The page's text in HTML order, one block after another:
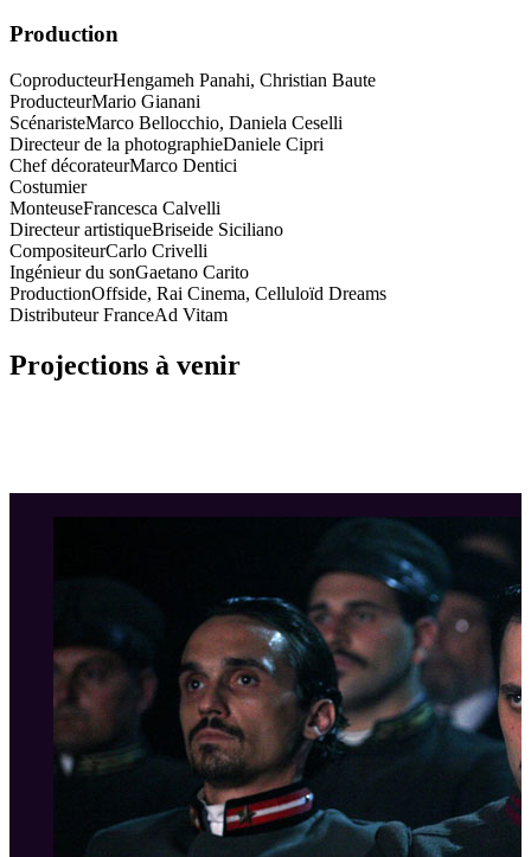
Production
CoproducteurHengameh Panahi, Christian Baute
ProducteurMario Gianani
ScénaristeMarco Bellocchio, Daniela Ceselli
Directeur de la photographieDaniele Cipri
Chef décorateurMarco Dentici
Costumier
MonteuseFrancesca Calvelli
Directeur artistiqueBriseide Siciliano
CompositeurCarlo Crivelli
Ingénieur du sonGaetano Carito
ProductionOffside, Rai Cinema, Celluloïd Dreams
Distributeur FranceAd Vitam
Projections à venir